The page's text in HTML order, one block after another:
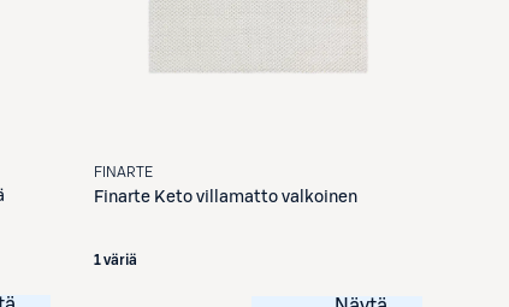
FINARTE
Finarte Keto villamatto valkoinen
1 väriä